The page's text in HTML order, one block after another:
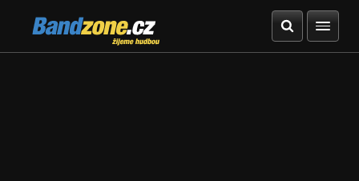
Bandzone.cz
žijeme hudbou